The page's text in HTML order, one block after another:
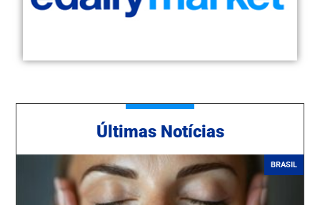
Ú ltimas Notícias
BRASIL